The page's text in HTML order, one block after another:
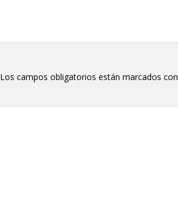
Los campos obligatorios están marcados con